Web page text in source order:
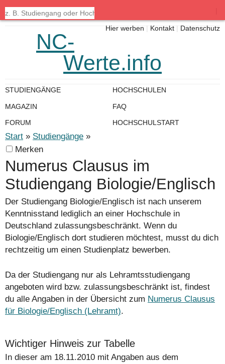
Start » Studiengänge »
Merken
Numerus Clausus im
Studiengang Biologie/Englisch
Der Studiengang Biologie/Englisch ist nach unserem
Kenntnisstand lediglich an einer Hochschule in
Deutschland zulassungsbeschränkt. Wenn du
Biologie/Englisch dort studieren möchtest, musst du dich
rechtzeitig um einen Studienplatz bewerben.
Da der Studiengang nur als Lehramtsstudiengang
angeboten wird bzw. zulassungsbeschränkt ist, findest
du alle Angaben in der Übersicht zum Numerus Clausus
für Biologie/Englisch (Lehramt).
Wichtiger Hinweis zur Tabelle
In dieser am 18.11.2010 mit Angaben aus dem
Hier werben Kontakt Datenschutz
NC-
Werte.info
STUDIENGÄNGE HOCHSCHULEN
MAGAZIN FAQ
FORUM HOCHSCHULSTART